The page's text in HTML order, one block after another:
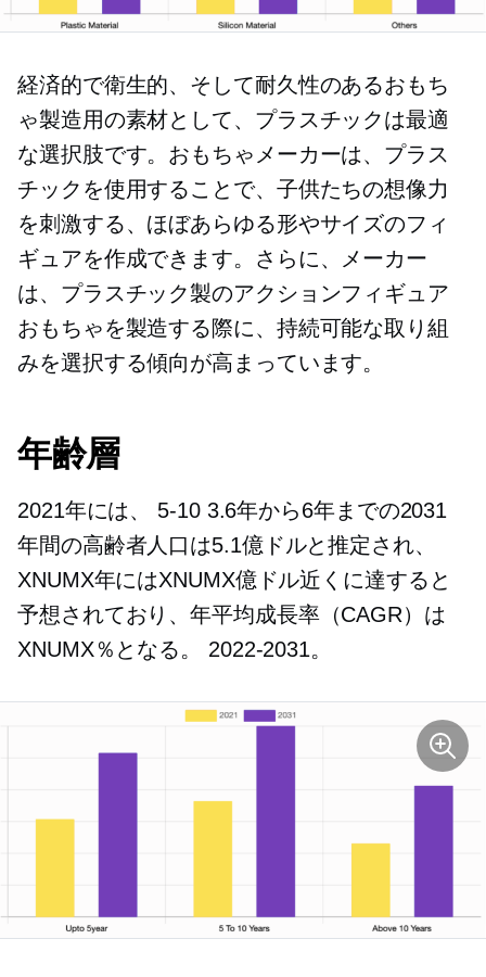
経済的で衛生的、そして耐久性のあるおもち
ゃ製造用の素材として、プラスチックは最適
な選択肢です。おもちゃメーカーは、プラス
チックを使用することで、子供たちの想像力
を刺激する、ほぼあらゆる形やサイズのフィ
ギュアを作成できます。さらに、メーカー
は、プラスチック製のアクションフィギュア
おもちゃを製造する際に、持続可能な取り組
みを選択する傾向が高まっています。
年齢層
2021年には、 5-103.6年から6年までの2031
年間の高齢者人口は5.1億ドルと推定され、
XNUMX年にはXNUMX億ドル近くに達すると
予想されており、年平均成長率（CAGR）は
XNUMX％となる。 2022-2031。